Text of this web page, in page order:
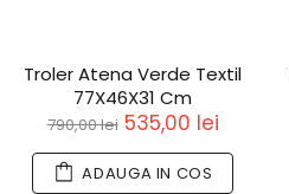
Troler Atena Verde Textil
77X46X31 Cm
790,00 lei 535,00 lei
ADAUGA IN COS